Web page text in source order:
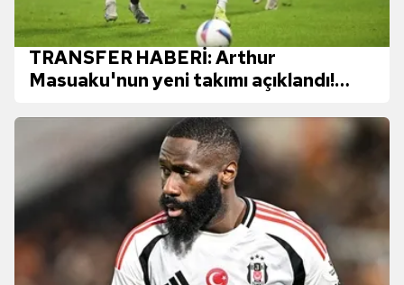
TRANSFER HABERİ: Arthur
Masuaku'nun yeni takımı açıklandı!